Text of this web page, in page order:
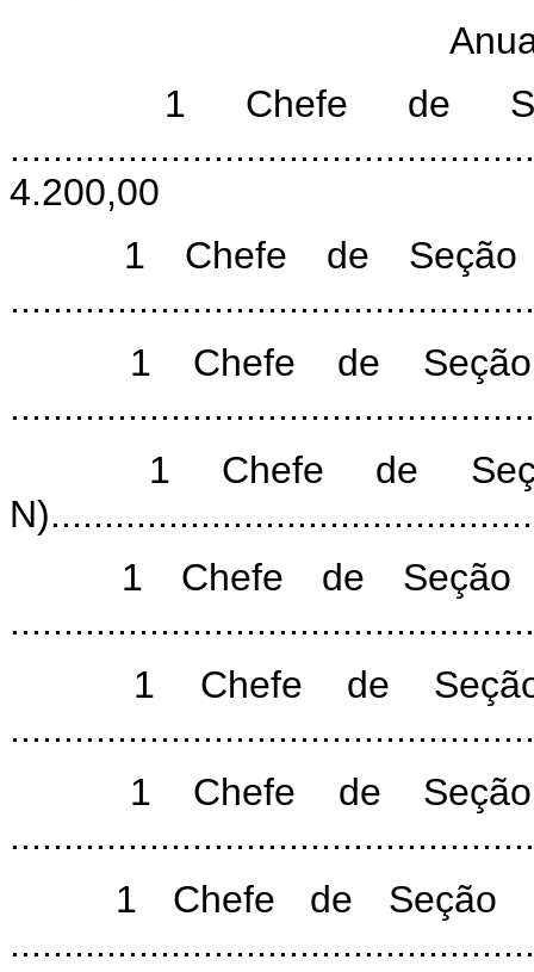
1 Chefe de
4.200,00
1 Chefe de
1 Chefe de
1 Chefe de
1 Chefe de
1 Chefe de
1 Chefe de
1 Chefe de